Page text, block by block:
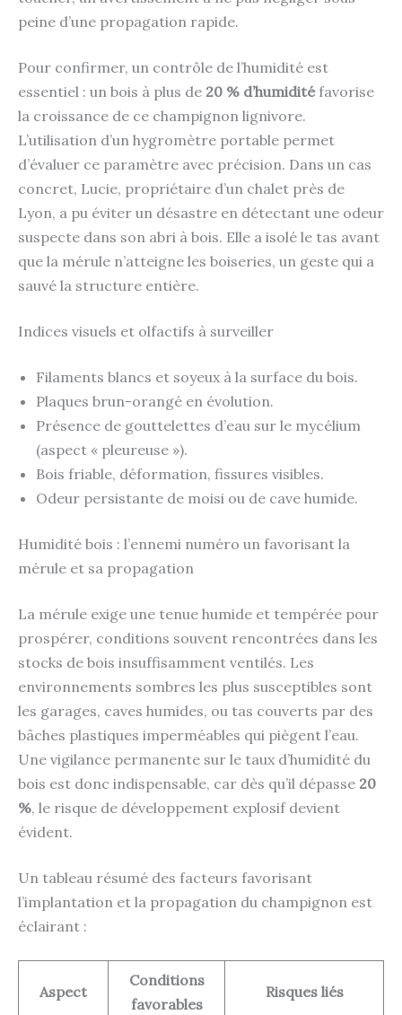
peine d’une propagation rapide.
Pour confirmer, un contrôle de l’humidité est
essentiel : un bois à plus de 20 % d’humiditéfavorise
la croissance de ce champignon lignivore.
L’utilisation d’un hygromètre portable permet
d’évaluer ce paramètre avec précision. Dans un cas
concret, Lucie, propriétaire d’un chalet près de
Lyon, a pu éviter un désastre en détectant une odeur
suspecte dans son abri à bois. Elle a isolé le tas avant
que la mérule n’atteigne les boiseries, un geste qui a
sauvé la structure entière.
Indices visuels et olfactifs à surveiller
Filaments blancs et soyeux à la surface du bois.
Plaques brun-orangé en évolution.
Présence de gouttelettes d’eau sur le mycélium
(aspect « pleureuse »).
Bois friable, déformation, fissures visibles.
Odeur persistante de moisi ou de cave humide.
Humidité bois : l’ennemi numéro un favorisant la
mérule et sa propagation
La mérule exige une tenue humide et tempérée pour
prospérer, conditions souvent rencontrées dans les
stocks de bois insuffisamment ventilés. Les
environnements sombres les plus susceptibles sont
les garages, caves humides, ou tas couverts par des
bâches plastiques imperméables qui piègent l’eau.
Une vigilance permanente sur le taux d’humidité du
bois est donc indispensable, car dès qu’il dépasse 20
%, le risque de développement explosif devient
évident.
Un tableau résumé des facteurs favorisant
l’implantation et la propagation du champignon est
éclairant :
Aspect
Conditions
favorables
Risques liés